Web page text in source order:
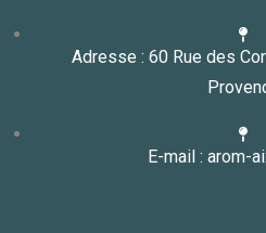
Adresse : 60 Rue des
E-mail : arom-